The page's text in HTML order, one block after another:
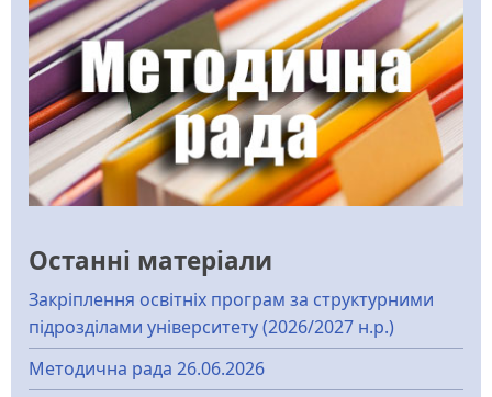
Останні матеріали
Закріплення освітніх програм за структурними
підрозділами університету (2026/2027 н.р.)
Методична рада 26.06.2026